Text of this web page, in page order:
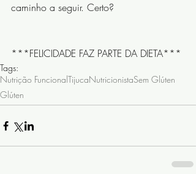
caminho a seguir. Certo?
***FELICIDADE FAZ PARTE DA DIETA***
Tags:
Nutrição Funcional TijucaNutricionistaSem Glúten
Glúten